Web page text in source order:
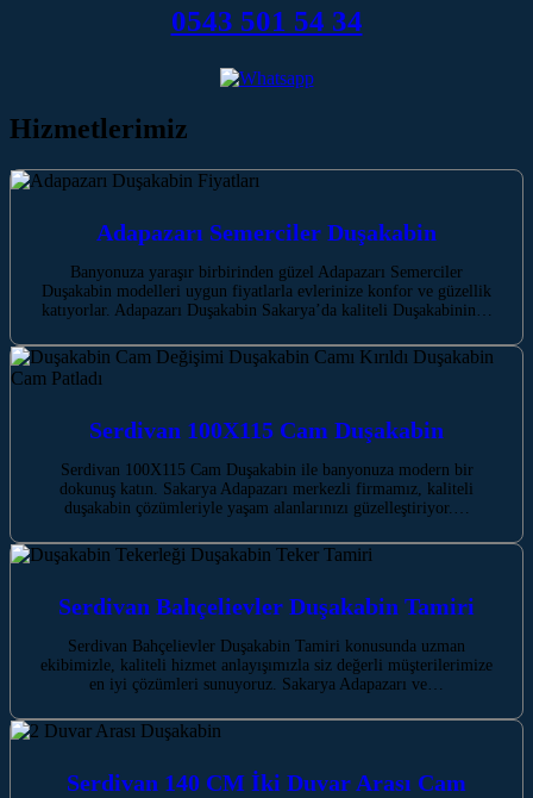
0543 501 54 34
Hizmetlerimiz
Adapazarı Semerciler Duşakabin
Banyonuza yaraşır birbirinden güzel Adapazarı Semerciler
Duşakabin modelleri uygun fiyatlarla evlerinize konfor ve güzellik
katıyorlar. Adapazarı Duşakabin Sakarya’da kaliteli Duşakabinin…
Serdivan 100X115 Cam Duşakabin
Serdivan 100X115 Cam Duşakabin ile banyonuza modern bir
dokunuş katın. Sakarya Adapazarı merkezli firmamız, kaliteli
duşakabin çözümleriyle yaşam alanlarınızı güzelleştiriyor.…
Serdivan Bahçelievler Duşakabin Tamiri
Serdivan Bahçelievler Duşakabin Tamiri konusunda uzman
ekibimizle, kaliteli hizmet anlayışımızla siz değerli müşterilerimize
en iyi çözümleri sunuyoruz. Sakarya Adapazarı ve…
Serdivan 140 CM İki Duvar Arası Cam